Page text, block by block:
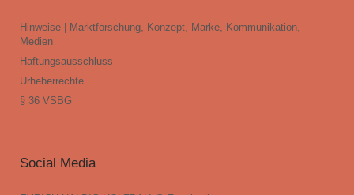
Hinweise | Marktforschung, Konzept, Marke, Kommunikation,
Medien
Haftungsausschluss
Urheberrechte
§ 36 VSBG
Social Media